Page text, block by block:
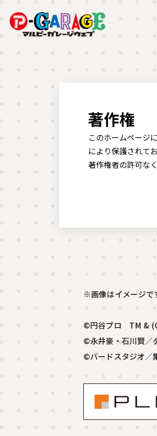
著作権
このホームページ
により保護されてお
著作権者の許可な
※画像はイメージで
©円谷プロ TM &
©永井豪・石川賢／
©バードスタジオ